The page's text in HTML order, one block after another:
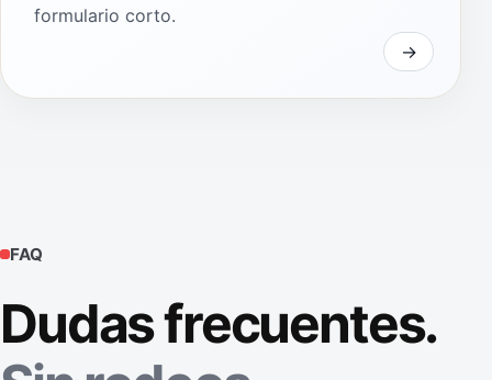
formulario corto.
FAQ
Dudas frecuentes.